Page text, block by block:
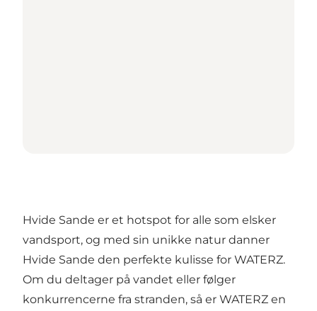
Hvide Sande er et hotspot for alle som elsker
vandsport, og med sin unikke natur danner
Hvide Sande den perfekte kulisse for WATERZ.
Om du deltager på vandet eller følger
konkurrencerne fra stranden, så er WATERZ en